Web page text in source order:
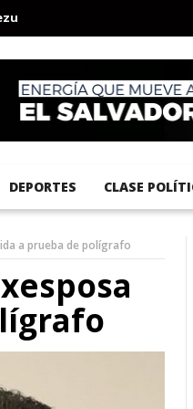
Aeropuerto Internacional
DEPORTES CLASE
a prueba de polígrafo